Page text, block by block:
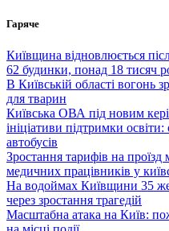
Перейти
вмісту
Гаряче
Київщина відновлюється
62 будинки, понад 18 тисяч
В Київській області вогонь
для тварин
Київська ОВА під новим
ініціативи підтримки
автобусів
Зростання тарифів на
медичних працівників у
На водоймах Київщини 35
через зростання трагедій
Масштабна атака на Київ: